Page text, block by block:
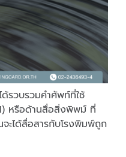
รวบรวมคำศัพท์ที่ใช้
หรือด้านสื่อสิ่งพิพม์ ที่
จะได้สื่อสารกับโรงพิมพ์ถูก